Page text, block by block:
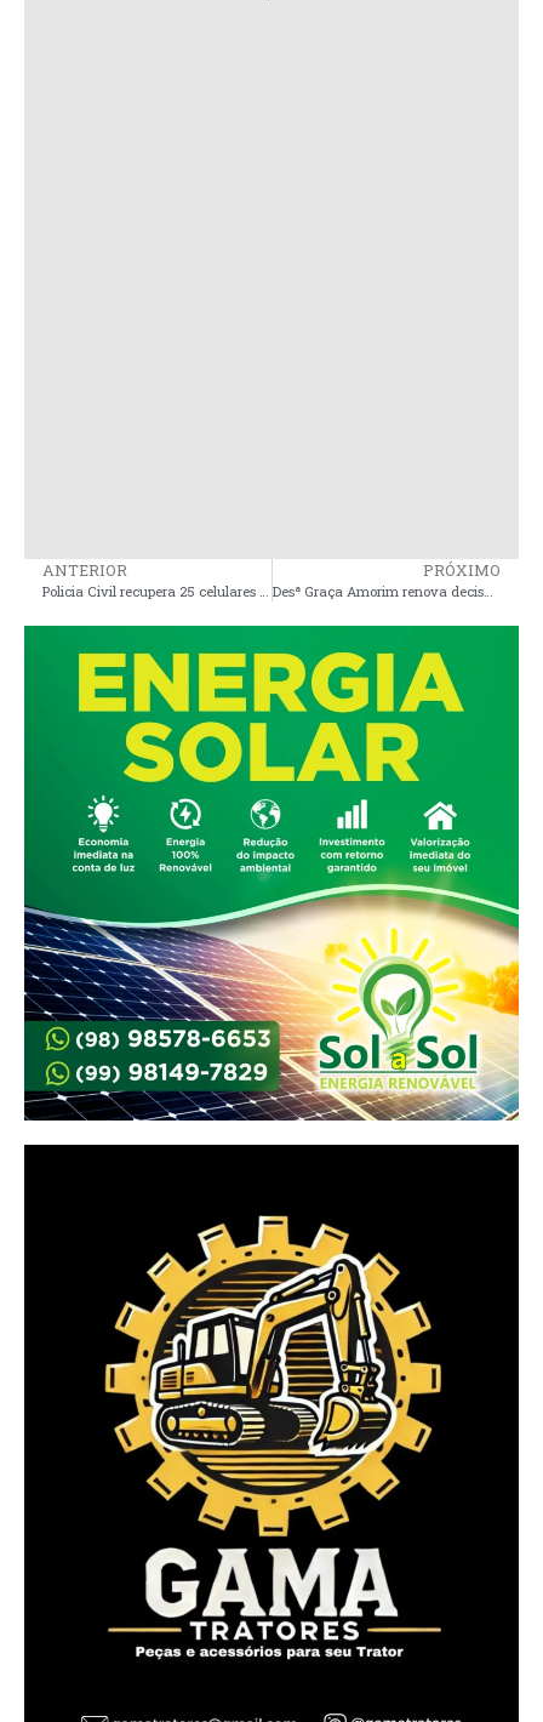
ANTERIOR PRÓXIMO
Desª Graça Amorim renova decisão contra Paulo Curió e o mantém afastado da prefeitura por mais seis meses